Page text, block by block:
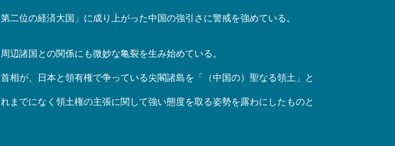
二位の経済大国」に成り上がった中国の強引さに警戒を強めている。
辺諸国との関係にも微妙な亀裂を生み始めている。
相が、日本と領有権で争っている尖閣諸島を「（中国の）聖なる領土」と
までになく領土権の主張に関して強い態度を取る姿勢を露わにしたものと